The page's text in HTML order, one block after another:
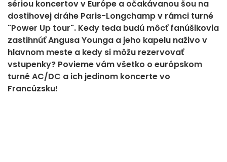
sériou koncertov v Európe a očakávanou šou na
dostihovej dráhe Paris-Longchamp v rámci turné
"Power Up tour". Kedy teda budú môcť fanúšikovia
zastihnúť Angusa Younga a jeho kapelu naživo v
hlavnom meste a kedy si môžu rezervovať
vstupenky? Povieme vám všetko o európskom
turné AC/DC a ich jedinom koncerte vo
Francúzsku!